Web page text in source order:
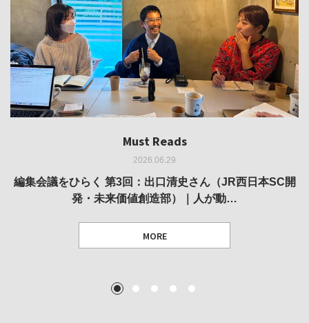
Must Reads
2026.06.29
編集会議をひらく 第3回：出口清史さん（JR西日本SC開
発・未来価値創造部）｜人が動…
MORE
Must Reads
2026.05.14
REVIEW｜果たして美術家・梅津庸一は、「大阪のゆかり
作家」となることができたのか…
Must Reads
2026.03.11
REPORT｜博覧会の残像
MORE
Must Reads
2026.02.25
REVIEW｜菊池聡太朗 個展「余りの風景」
MORE
Must Reads
2025.10.01
REVIEW｜生の存在証明としての線——「ライフライン」
展
1 2 3 4 5